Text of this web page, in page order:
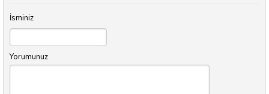
İsminiz
Yorumunuz